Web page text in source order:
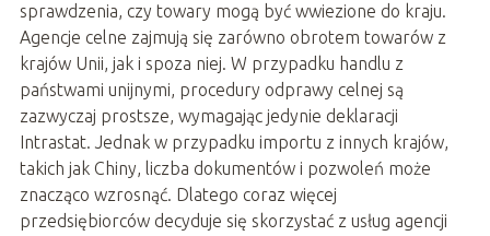
sprawdzenia, czy towary mogą być wwiezione do kraju.
Agencje celne zajmują się zarówno obrotem towarów z
krajów Unii, jak i spoza niej. W przypadku handlu z
państwami unijnymi, procedury odprawy celnej są
zazwyczaj prostsze, wymagając jedynie deklaracji
Intrastat. Jednak w przypadku importu z innych krajów,
takich jak Chiny, liczba dokumentów i pozwoleń może
znacząco wzrosnąć. Dlatego coraz więcej
przedsiębiorców decyduje się skorzystać z usług agencji